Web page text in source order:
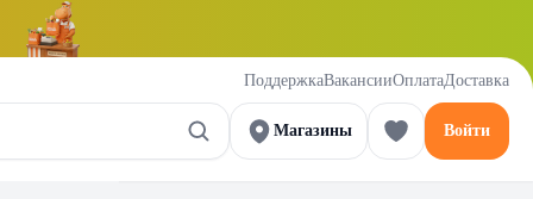
ПоддержкаВакансииОплатаДоставка
Магазины Войти